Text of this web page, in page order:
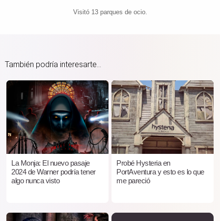
Visitó 13 parques de ocio.
También podría interesarte...
La Monja: El nuevo pasaje
2024 de Warner podría tener
algo nunca visto
Probé Hysteria en
PortAventura y esto es lo que
me pareció